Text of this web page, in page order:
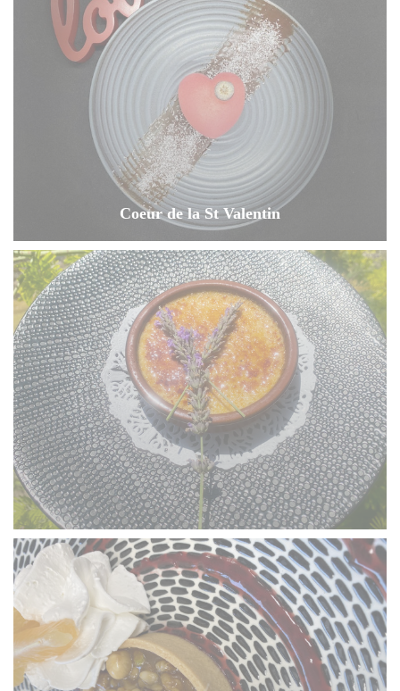
Coeur de la St Valentin